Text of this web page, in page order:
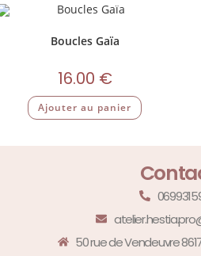
Boucles Gaïa
16.00 €
Ajouter au panier
50 rue de Vendeuvre